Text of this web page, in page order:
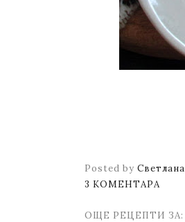
Posted by Светлана
3 КОМЕНТАРА
ОЩЕ РЕЦЕПТИ ЗА: